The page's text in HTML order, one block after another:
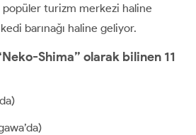
turizm merkezi haline
barınağı haline geliyor.
Shima” olarak bilinen 11